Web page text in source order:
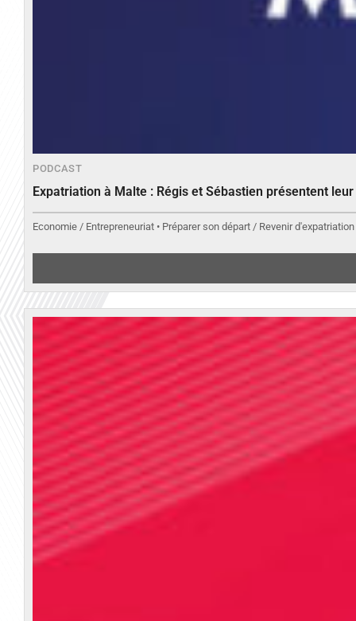
PODCAST
Expatriation à Malte : Régis et Sébastien présentent
Economie / Entrepreneuriat • Préparer son départ / Revenir d'expatriation